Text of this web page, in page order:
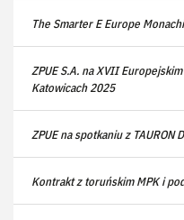
The Smarter E Europe
ZPUE S.A. na XVII
Katowicach 2025
ZPUE na spotkaniu z TAURON
Kontrakt z toruńskim MPK i